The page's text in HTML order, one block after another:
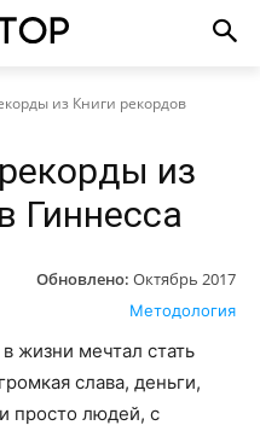
из Книги рекордов
из
Гиннесса
Обновлено: Октябрь 2017
Методология
жизни мечтал стать
слава, деньги,
просто людей, с